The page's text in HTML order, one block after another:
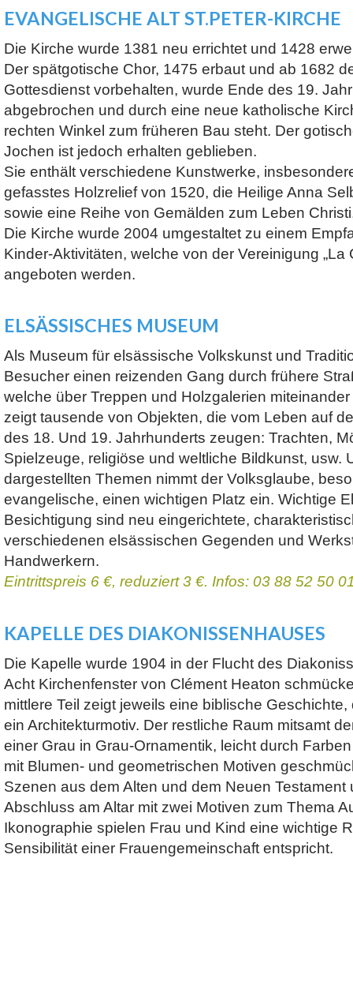
EVANGELISCHE ALT ST.PETER-KIRCHE
Die Kirche wurde 1381 neu errichtet und 1428
Der spätgotische Chor, 1475 erbaut und ab 1682
Gottesdienst vorbehalten, wurde Ende des 19.
abgebrochen und durch eine neue katholische
rechten Winkel zum früheren Bau steht. Der
Jochen ist jedoch erhalten geblieben.
Sie enthält verschiedene Kunstwerke,
gefasstes Holzrelief von 1520, die Heilige Anna
sowie eine Reihe von Gemälden zum Leben
Die Kirche wurde 2004 umgestaltet zu einem
Kinder-Aktivitäten, welche von der Vereinigung „La
angeboten werden.
ELSÄSSISCHES MUSEUM
Als Museum für elsässische Volkskunst und
Besucher einen reizenden Gang durch frühere
welche über Treppen und Holzgalerien
zeigt tausende von Objekten, die vom Leben auf
des 18. Und 19. Jahrhunderts zeugen: Trachten,
Spielzeuge, religiöse und weltliche Bildkunst, usw.
dargestellten Themen nimmt der Volksglaube,
evangelische, einen wichtigen Platz ein. Wichtige
Besichtigung sind neu eingerichtete,
verschiedenen elsässischen Gegenden und
Handwerkern.
Eintrittspreis 6 €, reduziert 3 €. Infos: 03 88 52 50
KAPELLE DES DIAKONISSENHAUSES
Die Kapelle wurde 1904 in der Flucht des
Acht Kirchenfenster von Clément Heaton
mittlere Teil zeigt jeweils eine biblische
ein Architekturmotiv. Der restliche Raum mitsamt
einer Grau in Grau-Ornamentik, leicht durch
mit Blumen- und geometrischen Motiven
Szenen aus dem Alten und dem Neuen Testament
Abschluss am Altar mit zwei Motiven zum Thema
Ikonographie spielen Frau und Kind eine wichtige
Sensibilität einer Frauengemeinschaft entspricht.